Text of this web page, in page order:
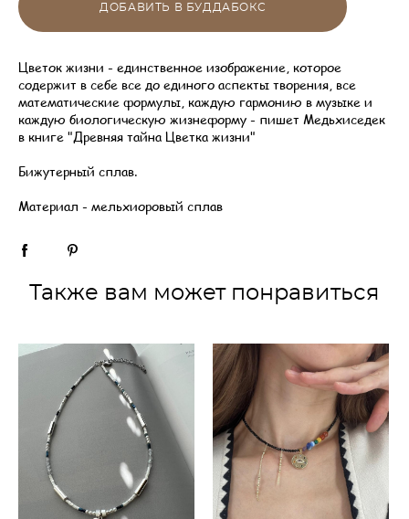
ДОБАВИТЬ В БУДДАБОКС
Цветок жизни - единственное изображение, которое
содержит в себе все до единого аспекты творения, все
математические формулы, каждую гармонию в музыке и
каждую биологическую жизнеформу - пишет Медьхиседек
в книге "Древняя тайна Цветка жизни"
Бижутерный сплав.
Материал - мельхиоровый сплав
Также вам может понравиться